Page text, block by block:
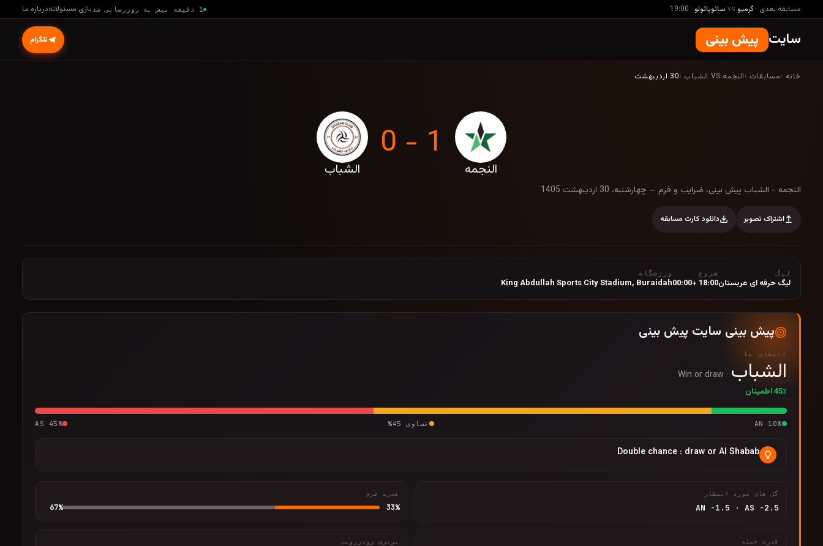
مسابقه بعدی · گرمیو vs سائوپائولو ·
19:00 1 دقیقه پیش به روزرسانی شد بازی مسئولانهدرباره ما
سایت پیش بینی تلگرام
خانه ›مسابقات ›النجمه VS الشباب ›30 اردیبهشت
النجمه
1 - 0
الشباب
النجمه - الشباب پیش بینی، ضرایب و فرم — چهارشنبه، 30 اردیبهشت 1405
النجمه - الشباب پیش بینی، ضرایب و فرم — چهارشنبه، 30 اردیبهشت 1405
اشتراک تصویر دانلود کارت مسابقه
لیگ
لیگ حرفه ای عربستان
شروع
18:00 +00:00
ورزشگاه
King Abdullah Sports City Stadium, Buraidah
پیش بینی سایت پیش بینی
انتخاب ما
الشباب ·
Win or draw
45٪ اطمینان
AN 10% تساوی 45
%
AS 45 %
Double chance : draw or Al Shabab
گل های مورد انتظار
AN -1.5 · AS -2.5
قدرت فرم
33%
67%
قدرت حمله برتری رودررویی